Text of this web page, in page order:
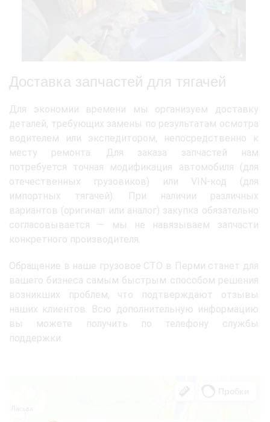
Доставка запчастей для тягачей
Для экономии времени мы организуем доставку
деталей, требующих замены по результатам осмотра
водителем или экспедитором, непосредственно к
месту ремонта. Для заказа запчастей нам
потребуется точная модификация автомобиля (для
отечественных грузовиков) или VIN-код (для
импортных тягачей). При наличии различных
вариантов (оригинал или аналог) закупка обязательно
согласовывается — мы не навязываем запчасти
конкретного производителя.
Обращение в наше грузовое СТО в Перми станет для
вашего бизнеса самым быстрым способом решения
возникших проблем, что подтверждают отзывы
наших клиентов. Всю дополнительную информацию
вы можете получить по телефону службы
поддержки.